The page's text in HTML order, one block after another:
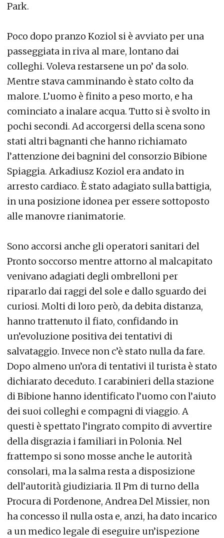
Park.
Poco dopo pranzo Koziol si è avviato per una
passeggiata in riva al mare, lontano dai
colleghi. Voleva restarsene un po’ da solo.
Mentre stava camminando è stato colto da
malore. L’uomo è finito a peso morto, e ha
cominciato a inalare acqua. Tutto si è svolto in
pochi secondi. Ad accorgersi della scena sono
stati altri bagnanti che hanno richiamato
l’attenzione dei bagnini del consorzio Bibione
Spiaggia. Arkadiusz Koziol era andato in
arresto cardiaco. È stato adagiato sulla battigia,
in una posizione idonea per essere sottoposto
alle manovre rianimatorie.
Sono accorsi anche gli operatori sanitari del
Pronto soccorso mentre attorno al malcapitato
venivano adagiati degli ombrelloni per
ripararlo dai raggi del sole e dallo sguardo dei
curiosi. Molti di loro però, da debita distanza,
hanno trattenuto il fiato, confidando in
un’evoluzione positiva dei tentativi di
salvataggio. Invece non c’è stato nulla da fare.
Dopo almeno un’ora di tentativi il turista è stato
dichiarato deceduto. I carabinieri della stazione
di Bibione hanno identificato l’uomo con l’aiuto
dei suoi colleghi e compagni di viaggio. A
questi è spettato l’ingrato compito di avvertire
della disgrazia i familiari in Polonia. Nel
frattempo si sono mosse anche le autorità
consolari, ma la salma resta a disposizione
dell’autorità giudiziaria. Il Pm di turno della
Procura di Pordenone, Andrea Del Missier, non
ha concesso il nulla osta e, anzi, ha dato incarico
a un medico legale di eseguire un’ispezione